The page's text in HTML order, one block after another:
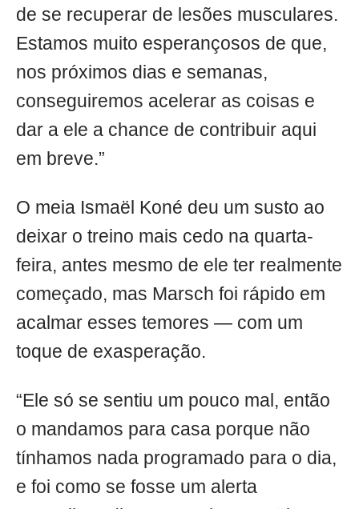
de se recuperar de lesões musculares.
Estamos muito esperançosos de que,
nos próximos dias e semanas,
conseguiremos acelerar as coisas e
dar a ele a chance de contribuir aqui
em breve.”
O meia Ismaël Koné deu um susto ao
deixar o treino mais cedo na quarta-
feira, antes mesmo de ele ter realmente
começado, mas Marsch foi rápido em
acalmar esses temores — com um
toque de exasperação.
“Ele só se sentiu um pouco mal, então
o mandamos para casa porque não
tínhamos nada programado para o dia,
e foi como se fosse um alerta